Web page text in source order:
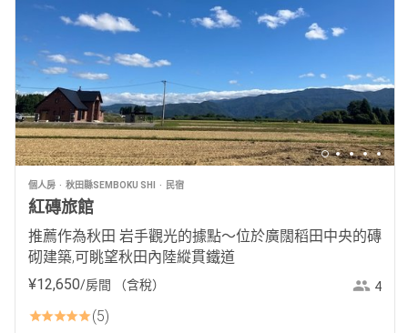
個人房 秋田縣SEMBOKU SHI 民宿
紅磚旅館
推薦作為秋田 岩手觀光的據點～位於廣闊稻田中央的磚
砌建築,可眺望秋田內陸縱貫鐵道
¥12,650/房間 （含稅） 4
5